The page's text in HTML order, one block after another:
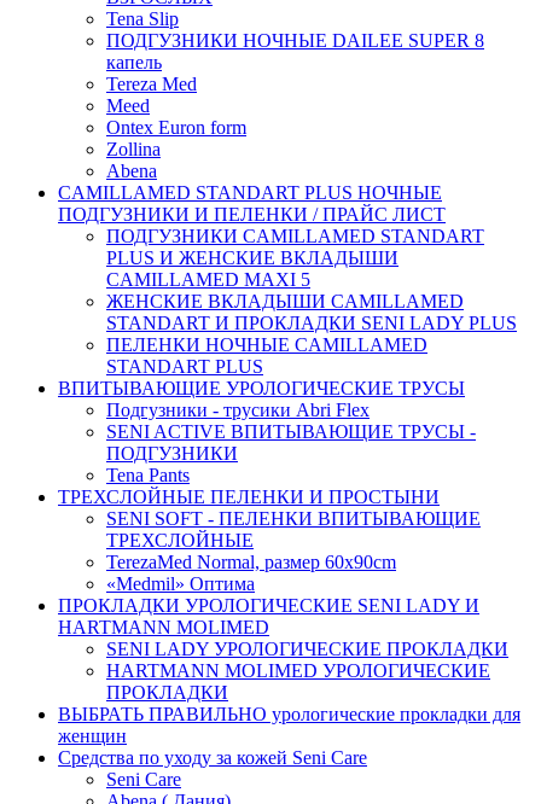
Tena Slip
ПОДГУЗНИКИ НОЧНЫЕ DAILEE SUPER 8
капель
Tereza Med
Meed
Ontex Euron form
Zollina
Abena
CAMILLAMED STANDART PLUS НОЧНЫЕ
ПОДГУЗНИКИ И ПЕЛЕНКИ / ПРАЙС ЛИСТ
ПОДГУЗНИКИ CAMILLAMED STANDART
PLUS И ЖЕНСКИЕ ВКЛАДЫШИ
CAMILLAMED MAXI 5
ЖЕНСКИЕ ВКЛАДЫШИ CAMILLAMED
STANDART И ПРОКЛАДКИ SENI LADY PLUS
ПЕЛЕНКИ НОЧНЫЕ CAMILLAMED
STANDART PLUS
ВПИТЫВАЮЩИЕ УРОЛОГИЧЕСКИЕ ТРУСЫ
Подгузники - трусики Abri Flex
SENI ACTIVE ВПИТЫВАЮЩИЕ ТРУСЫ -
ПОДГУЗНИКИ
Tena Pants
ТРЕХСЛОЙНЫЕ ПЕЛЕНКИ И ПРОСТЫНИ
SENI SOFT - ПЕЛЕНКИ ВПИТЫВАЮЩИЕ
ТРЕХСЛОЙНЫЕ
TerezaMed Normal, размер 60x90cm
«Medmil» Оптима
ПРОКЛАДКИ УРОЛОГИЧЕСКИЕ SENI LADY И
HARTMANN MOLIMED
SENI LADY УРОЛОГИЧЕСКИЕ ПРОКЛАДКИ
HARTMANN MOLIMED УРОЛОГИЧЕСКИЕ
ПРОКЛАДКИ
ВЫБРАТЬ ПРАВИЛЬНО урологические прокладки для
женщин
Средства по уходу за кожей Seni Care
Seni Care